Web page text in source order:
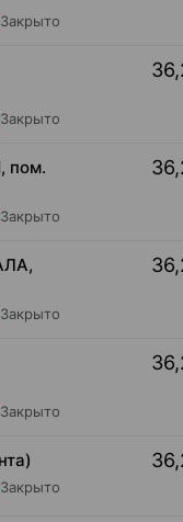
Закрыто
Закрыто
пом.
Закрыто
Закрыто
Закрыто
Закрыто